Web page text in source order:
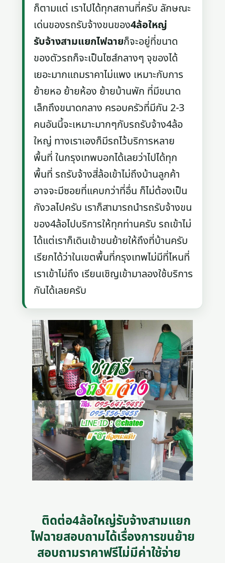
ก็ตามแต่ เราไปได้ทุกสถานที่ครับ ลักษณะ
เด่นของรถรับจ้างขนของ4ล้อใหญ่
รับจ้างสามแยกไฟฉายก็จะอยู่ที่ขนาด
ของตัวรถก็จะเป็นไซส์กลางๆ จุของได้
เยอะมากแถมราคาไม่แพง เหมาะกับการ
ย้ายหอ ย้ายห้อง ย้ายบ้านพัก ที่มีขนาด
เล็กถึงขนาดกลาง ครอบครัวที่มีกัน 2-3
คนอันนี้จะเหมาะมากๆกับรถรับจ้าง4ล้อ
ใหญ่ ทางเราเองก็มีรถไว้บริการหลาย
พื้นที่ ในกรุงเทพบอกได้เลยว่าไปได้ทุก
พื้นที่ รถรับจ้างสี่ล้อเข้าไม่ถึงบ้านลูกค้า
อาจจะมีซอยที่แคบกว่าที่อื่น ก็ไม่ต้องเป็น
กังวลไปครับ เราก็สามารถนำรถรับจ้างขน
ของ4ล้อไปบริการให้ทุกท่านครับ รถเข้าไม่
ได้แต่เราก็เดินเข้าขนย้ายให้ถึงที่บ้านครับ
เรียกได้ว่าในเขตพื้นที่กรุงเทพไม่มีที่ไหนที่
เราเข้าไม่ถึง เรียนเชิญเข้ามาลองใช้บริการ
กันได้เลยครับ
ติดต่อ4ล้อใหญ่รับจ้างสามแยก
ไฟฉายสอบถามได้เรื่องการขนย้าย
สอบถามราคาฟรีไม่มีค่าใช้จ่าย